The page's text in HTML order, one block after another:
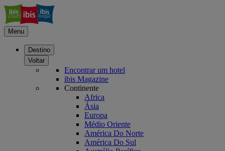
Menu
Destino
Voltar
Encontrar um hotel
ibis Magazine
Continente
Africa
Ásia
Europa
Médio Oriente
América Do Norte
América Do Sul